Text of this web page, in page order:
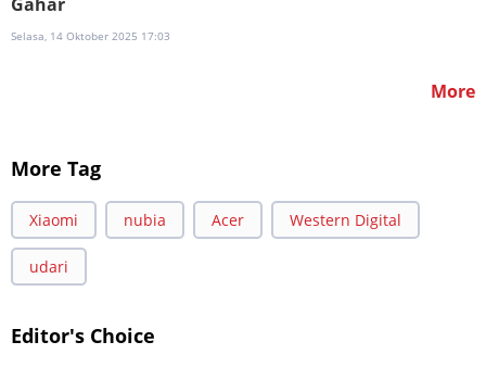
Selasa, 14 Oktober 2025 17:03
More
More Tag
Xiaomi nubia Acer Western Digital
udari
Editor's Choice